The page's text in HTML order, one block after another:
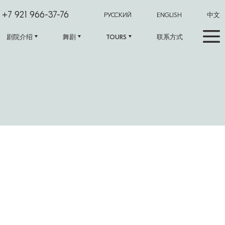
+7 921 966-37-76 РУССКИЙ ENGLISH 中文
剧院介绍 舞剧 TOURS 联系方式